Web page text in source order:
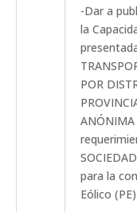
-Dar a
la
POR
ANÓNIMA
para la
Eólico